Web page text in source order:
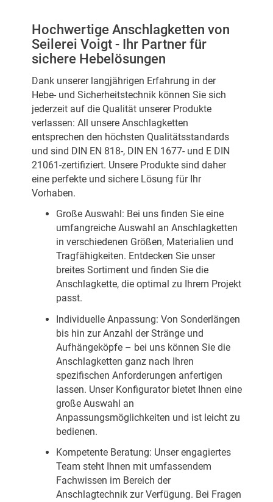
Hochwertige Anschlagketten von
Seilerei Voigt - Ihr Partner für
sichere Hebelösungen
Dank unserer langjährigen Erfahrung in der
Hebe- und Sicherheitstechnik können Sie sich
jederzeit auf die Qualität unserer Produkte
verlassen: All unsere Anschlagketten
entsprechen den höchsten Qualitätsstandards
und sind DIN EN 818-, DIN EN 1677- und E DIN
21061-zertifiziert. Unsere Produkte sind daher
eine perfekte und sichere Lösung für Ihr
Vorhaben.
Große Auswahl: Bei uns finden Sie eine
umfangreiche Auswahl an Anschlagketten
in verschiedenen Größen, Materialien und
Tragfähigkeiten. Entdecken Sie unser
breites Sortiment und finden Sie die
Anschlagkette, die optimal zu Ihrem Projekt
passt.
Individuelle Anpassung: Von Sonderlängen
bis hin zur Anzahl der Stränge und
Aufhängeköpfe – bei uns können Sie die
Anschlagketten ganz nach Ihren
spezifischen Anforderungen anfertigen
lassen. Unser Konfigurator bietet Ihnen eine
große Auswahl an
Anpassungsmöglichkeiten und ist leicht zu
bedienen.
Kompetente Beratung: Unser engagiertes
Team steht Ihnen mit umfassendem
Fachwissen im Bereich der
Anschlagtechnik zur Verfügung. Bei Fragen